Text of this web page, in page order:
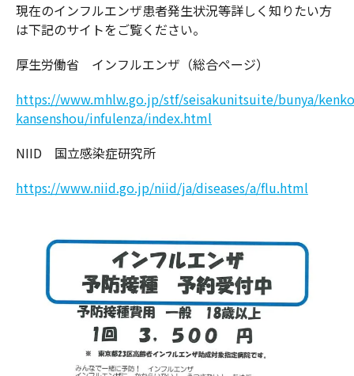
現在のインフルエンザ患者発生状況等詳しく知りたい方
は下記のサイトをご覧ください。
厚生労働省 インフルエンザ（総合ページ）
https://www.mhlw.go.jp/stf/seisakunitsuite/bunya/
kansenshou/infulenza/index.html
NIID 国立感染症研究所
https://www.niid.go.jp/niid/ja/diseases/a/flu.html